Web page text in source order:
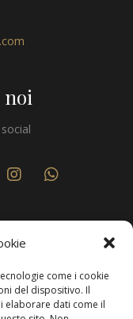
come i cookie
del dispositivo. Il
elaborare dati come il